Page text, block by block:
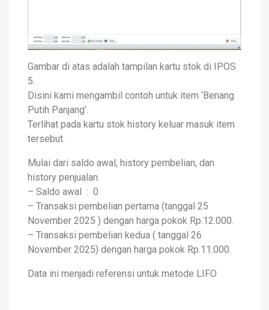
Gambar di atas adalah tampilan kartu stok di IPOS
5.
Disini kami mengambil contoh untuk item ‘Benang
Putih Panjang’.
Terlihat pada kartu stok history keluar masuk item
tersebut.
Mulai dari saldo awal, history pembelian, dan
history penjualan.
– Saldo awal : 0
– Transaksi pembelian pertama (tanggal 25
November 2025 ) dengan harga pokok Rp.12.000.
– Transaksi pembelian kedua ( tanggal 26
November 2025) dengan harga pokok Rp.11.000.
Data ini menjadi referensi untuk metode LIFO